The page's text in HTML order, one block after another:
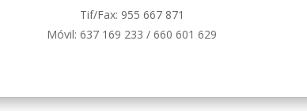
Tif/Fax: 955 667 871
Móvil: 637 169 233 / 660 601 629